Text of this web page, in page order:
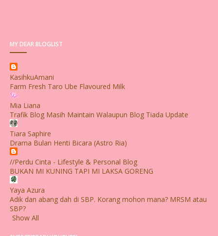
MY DEAR BLOGLIST
KasihkuAmani
Farm Fresh Taro Ube Flavoured Milk
Mia Liana
Trafik Blog Masih Maintain Walaupun Blog Tiada Update
Tiara Saphire
Drama Bulan Henti Bicara (Astro Ria)
//Perdu Cinta - Lifestyle & Personal Blog
BUKAN MI KUNING TAPI MI LAKSA GORENG
Yaya Azura
Adik dan abang dah di SBP. Korang mohon mana? MRSM atau
SBP?
Show All